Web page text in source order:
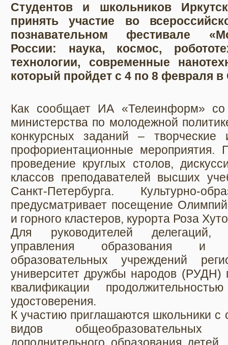
Студентов и школьников
принять участие во
познавательном фестивале
России: наука, космос,
технологии, современные
который пройдет с 4 по 8 февраля в
Как сообщает ИА «Телеинформ» со
министерства по молодежной
конкурсных заданий – творческие
профориентационные мероприятия.
проведение круглых столов,
классов преподавателей высших
Санкт-Петербурга. Культурно-
предусматривает посещение
и горного кластеров, курорта Роза
Для руководителей делегаций,
управления образования и
образовательных учреждений
университет дружбы народов (РУДН)
квалификации
удостоверения.
К участию приглашаются школьники с
видов